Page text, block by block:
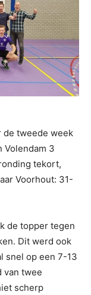
de tweede week
Volendam 3
tekort,
Voorhout: 31-
de topper tegen
Dit werd ook
snel op een 7-13
van twee
scherp